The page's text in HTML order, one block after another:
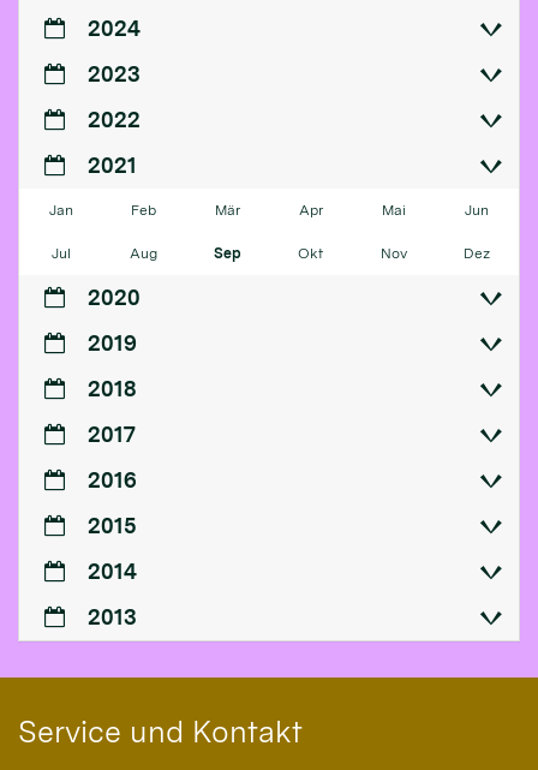
2024
2023
2022
2021
Jan Feb Mär Apr Mai Jun
Jul Aug Sep Okt Nov Dez
2020
2019
2018
2017
2016
2015
2014
2013
Service und Kontakt